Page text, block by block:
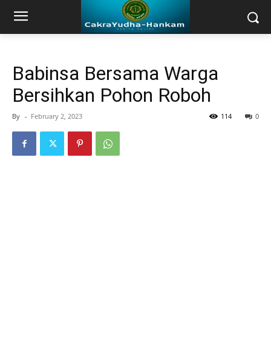
Babinsa Bersama Warga
Bersihkan Pohon Roboh
By - February 2, 2023 0
114